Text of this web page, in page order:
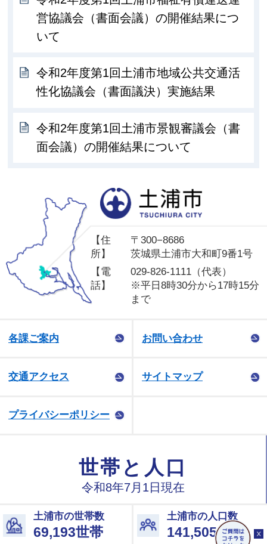
営協議会（書面会議）の開催結果につ
いて
令和2年度第1回土浦市地域公共交通活
性化協議会（書面議決）実施結果
令和2年度第1回土浦市景観審議会（書
面会議）の開催結果について
【住
所】
〒300−8686
茨城県土浦市大和町9番1号
【電
話】
029-826-1111（代表）
※平日8時30分から17時15分
まで
各課ご案内 お問い合わせ
交通アクセス サイトマップ
プライバシーポリシー